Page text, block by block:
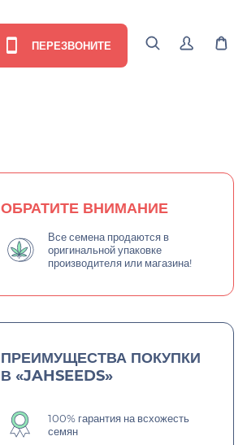
ПЕРЕЗВОНИТЕ
ОБРАТИТЕ ВНИМАНИЕ
Все семена продаются в
оригинальной упаковке
производителя или магазина!
ПРЕИМУЩЕСТВА ПОКУПКИ
В «JAHSEEDS»
100% гарантия на всхожесть
семян